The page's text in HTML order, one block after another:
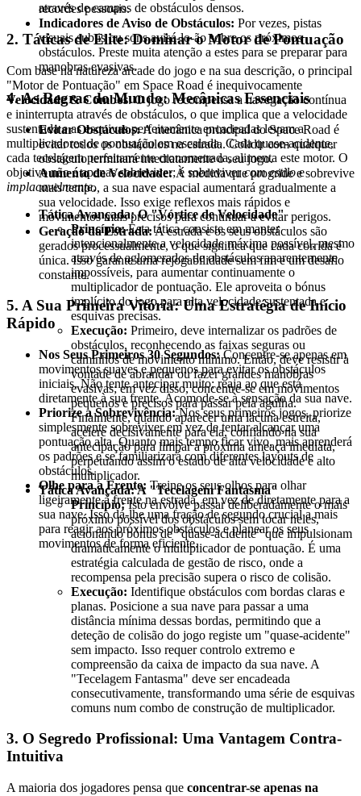
recordes pessoais.
Indicadores de Aviso de Obstáculos: Por vezes, pistas
visuais subtis ou sons avisá-lo-ão sobre os próximos
obstáculos. Preste muita atenção a estes para se preparar para
manobras evasivas.
4. As Regras do Mundo: Mecânicas Essenciais
Evitar Obstáculos:A mecânica principal do Space Road é
evitar todos os obstáculos na estrada. Colidir com qualquer
obstáculo terminará imediatamente o seu jogo.
Aumento de Velocidade:À medida que progride e sobrevive
mais tempo, a sua nave espacial aumentará gradualmente a
sua velocidade. Isso exige reflexos mais rápidos e
movimentos mais precisos para continuar a evitar perigos.
Geração da Estrada:A estrada e os seus obstáculos são
gerados processualmente, o que significa que cada corrida é
única. Isso garante uma rejogabilidade sem fim e um desafio
constante.
5. A Sua Primeira Vitória: Uma Estratégia de Início
Rápido
Nos Seus Primeiros 30 Segundos:Concentre-se apenas em
movimentos suaves e pequenos para evitar os obstáculos
iniciais. Não tente antecipar muito; reaja ao que está
diretamente à sua frente. Acomode-se à sensação da sua nave.
Priorize a Sobrevivência:Nos seus primeiros jogos, priorize
simplesmente sobreviver em vez de tentar alcançar uma
pontuação alta. Quanto mais tempo ficar vivo, mais aprenderá
os padrões e se familiarizará com diferentes layouts de
obstáculos.
Olhe para a Frente: Treine os seus olhos para olhar
ligeiramente à frente na estrada, em vez de diretamente para a
sua nave. Isso dá-lhe uma fração de segundo crucial a mais
para reagir aos próximos obstáculos e planear os seus
movimentos de forma eficiente.
através de campos de obstáculos densos.
2. Táticas de Elite: Dominar o Motor de Pontuação
Com base na natureza arcade do jogo e na sua descrição, o principal
"Motor de Pontuação" em Space Road é inequivocamente
Velocidade & Combos. O jogo recompensa a navegação contínua
e ininterrupta através de obstáculos, o que implica que a velocidade
sustentada e as esquivas perfeitamente encadeadas levam a
multiplicadores de pontuação em escalada. Cada quase-acidente,
cada tecelagem perfeitamente cronometrada, alimenta este motor. O
objetivo não é apenas sobreviver; é sobrevivercom estiloe
implacavelmente.
Tática Avançada: O "Vórtice de Velocidade"
Princípio:Esta tática consiste em manter
intencionalmente a velocidade máxima possível, mesmo
através de aglomerados de obstáculos aparentemente
impossíveis, para aumentar continuamente o
multiplicador de pontuação. Ele aproveita o bónus
implícito do jogo para alta velocidade sustentada e
esquivas precisas.
Execução: Primeiro, deve internalizar os padrões de
obstáculos, reconhecendo as faixas seguras ou
caminhos de movimento mínimo. Então, deve resistir à
vontade de abrandar ou fazer grandes manobras
evasivas; em vez disso, concentre-se em movimentos
pequenos e precisos para passar pela agulha.
Finalmente, quando aparecer uma lacuna estreita,
acelere decisivamente para ela, confiando na sua
antecipação para limpar a próxima ameaça imediata,
perpetuando assim o estado de alta velocidade e alto
multiplicador.
Tática Avançada: A "Tecelagem Fantasma"
Princípio:Isto envolve passar deliberadamente o mais
próximo possível dos obstáculos sem tocar neles,
acionando bónus de "quase-acidente" que impulsionam
dramaticamente o multiplicador de pontuação. É uma
estratégia calculada de gestão de risco, onde a
recompensa pela precisão supera o risco de colisão.
Execução: Identifique obstáculos com bordas claras e
planas. Posicione a sua nave para passar a uma
distância mínima dessas bordas, permitindo que a
deteção de colisão do jogo registe um "quase-acidente"
sem impacto. Isso requer controlo extremo e
compreensão da caixa de impacto da sua nave. A
"Tecelagem Fantasma" deve ser encadeada
consecutivamente, transformando uma série de esquivas
comuns num combo de construção de multiplicador.
3. O Segredo Profissional: Uma Vantagem Contra-
Intuitiva
A maioria dos jogadores pensa que concentrar-se apenas na